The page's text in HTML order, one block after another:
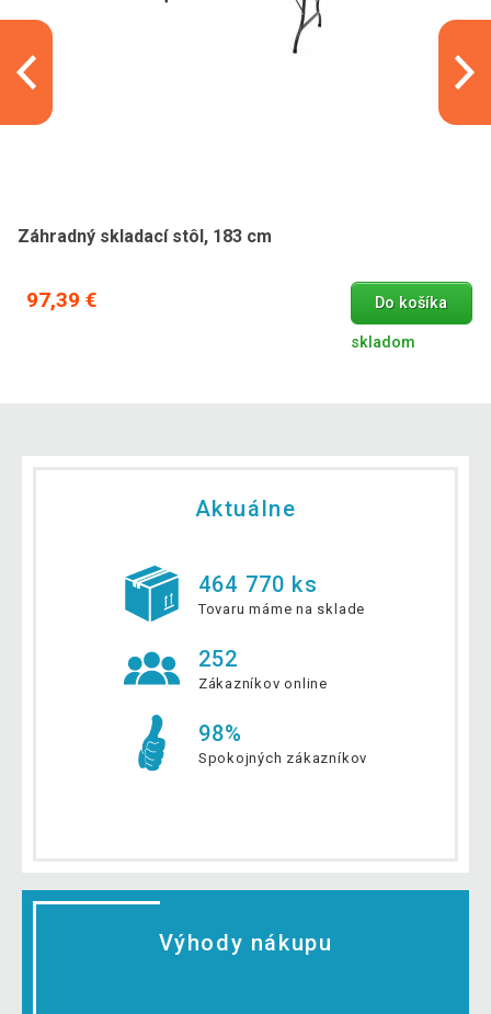
Záhradný skladací stôl, 183 cm
97,39 € Do košíka
skladom
Aktuálne
464 770 ks
Tovaru máme na sklade
252
Zákazníkov online
98%
Spokojných zákazníkov
Výhody nákupu